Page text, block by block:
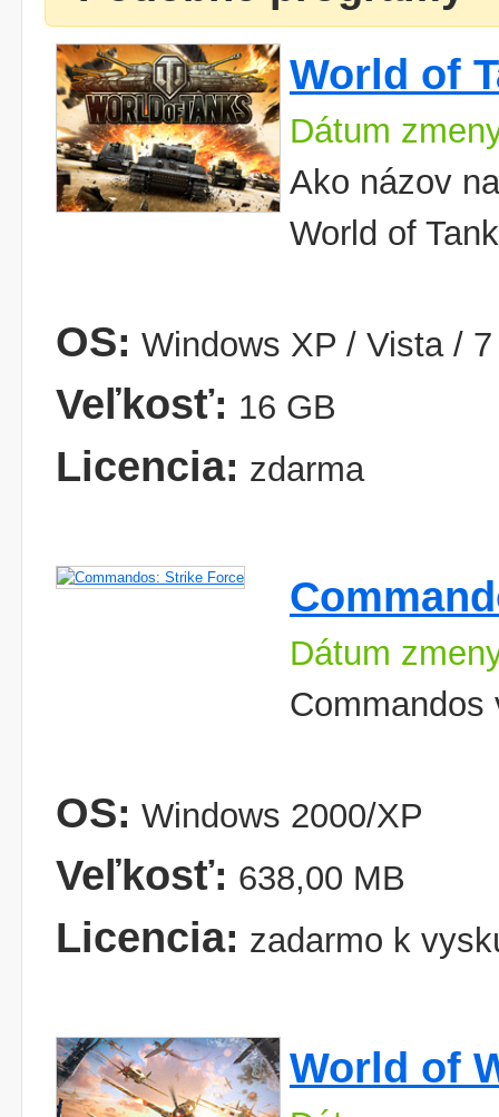
World of
Dátum
Ako názov
World of
OS: Windows XP / Vista /
Veľkosť: 16 GB
Licencia: zdarma
Dátum
Commandos
OS: Windows 2000/XP
Veľkosť: 638,00 MB
Licencia: zadarmo k
World of